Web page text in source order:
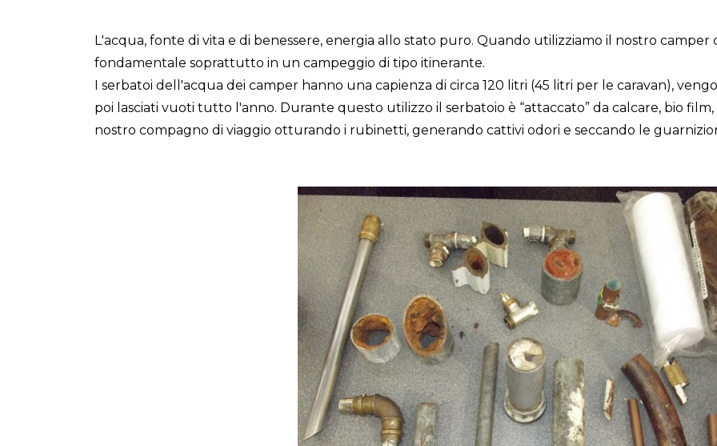
L'acqua, fonte di vita e di benessere, energia allo stato puro. Quando utilizziamo il nostro
fondamentale soprattutto in un campeggio di tipo itinerante.
I serbatoi dell'acqua dei camper hanno una capienza di circa 120 litri (45 litri per le caravan),
poi lasciati vuoti tutto l'anno. Durante questo utilizzo il serbatoio è “attaccato” da calcare, bio
nostro compagno di viaggio otturando i rubinetti, generando cattivi odori e seccando le